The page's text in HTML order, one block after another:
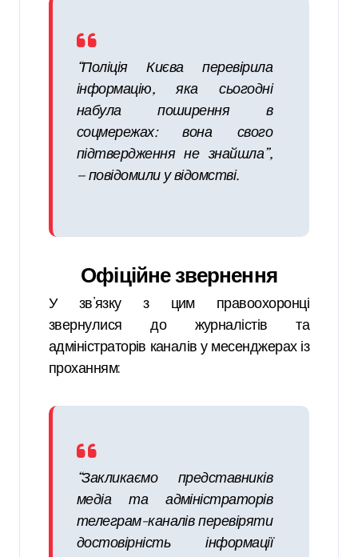
“Поліція Києва перевірила
інформацію, яка сьогодні
набула поширення в
соцмережах: вона свого
підтвердження не знайшла”,
— повідомили у відомстві.
Офіційне звернення
У зв’язку з цим правоохоронці
звернулися до журналістів та
адміністраторів каналів у месенджерах із
проханням:
“Закликаємо представників
медіа та адміністраторів
телеграм-каналів перевіряти
достовірність інформації